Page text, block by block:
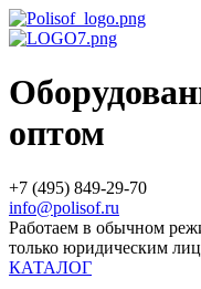
оптом
+7 (495) 849-29-70
info@polisof.ru
Работаем в обычном
только юридическим
КАТАЛОГ